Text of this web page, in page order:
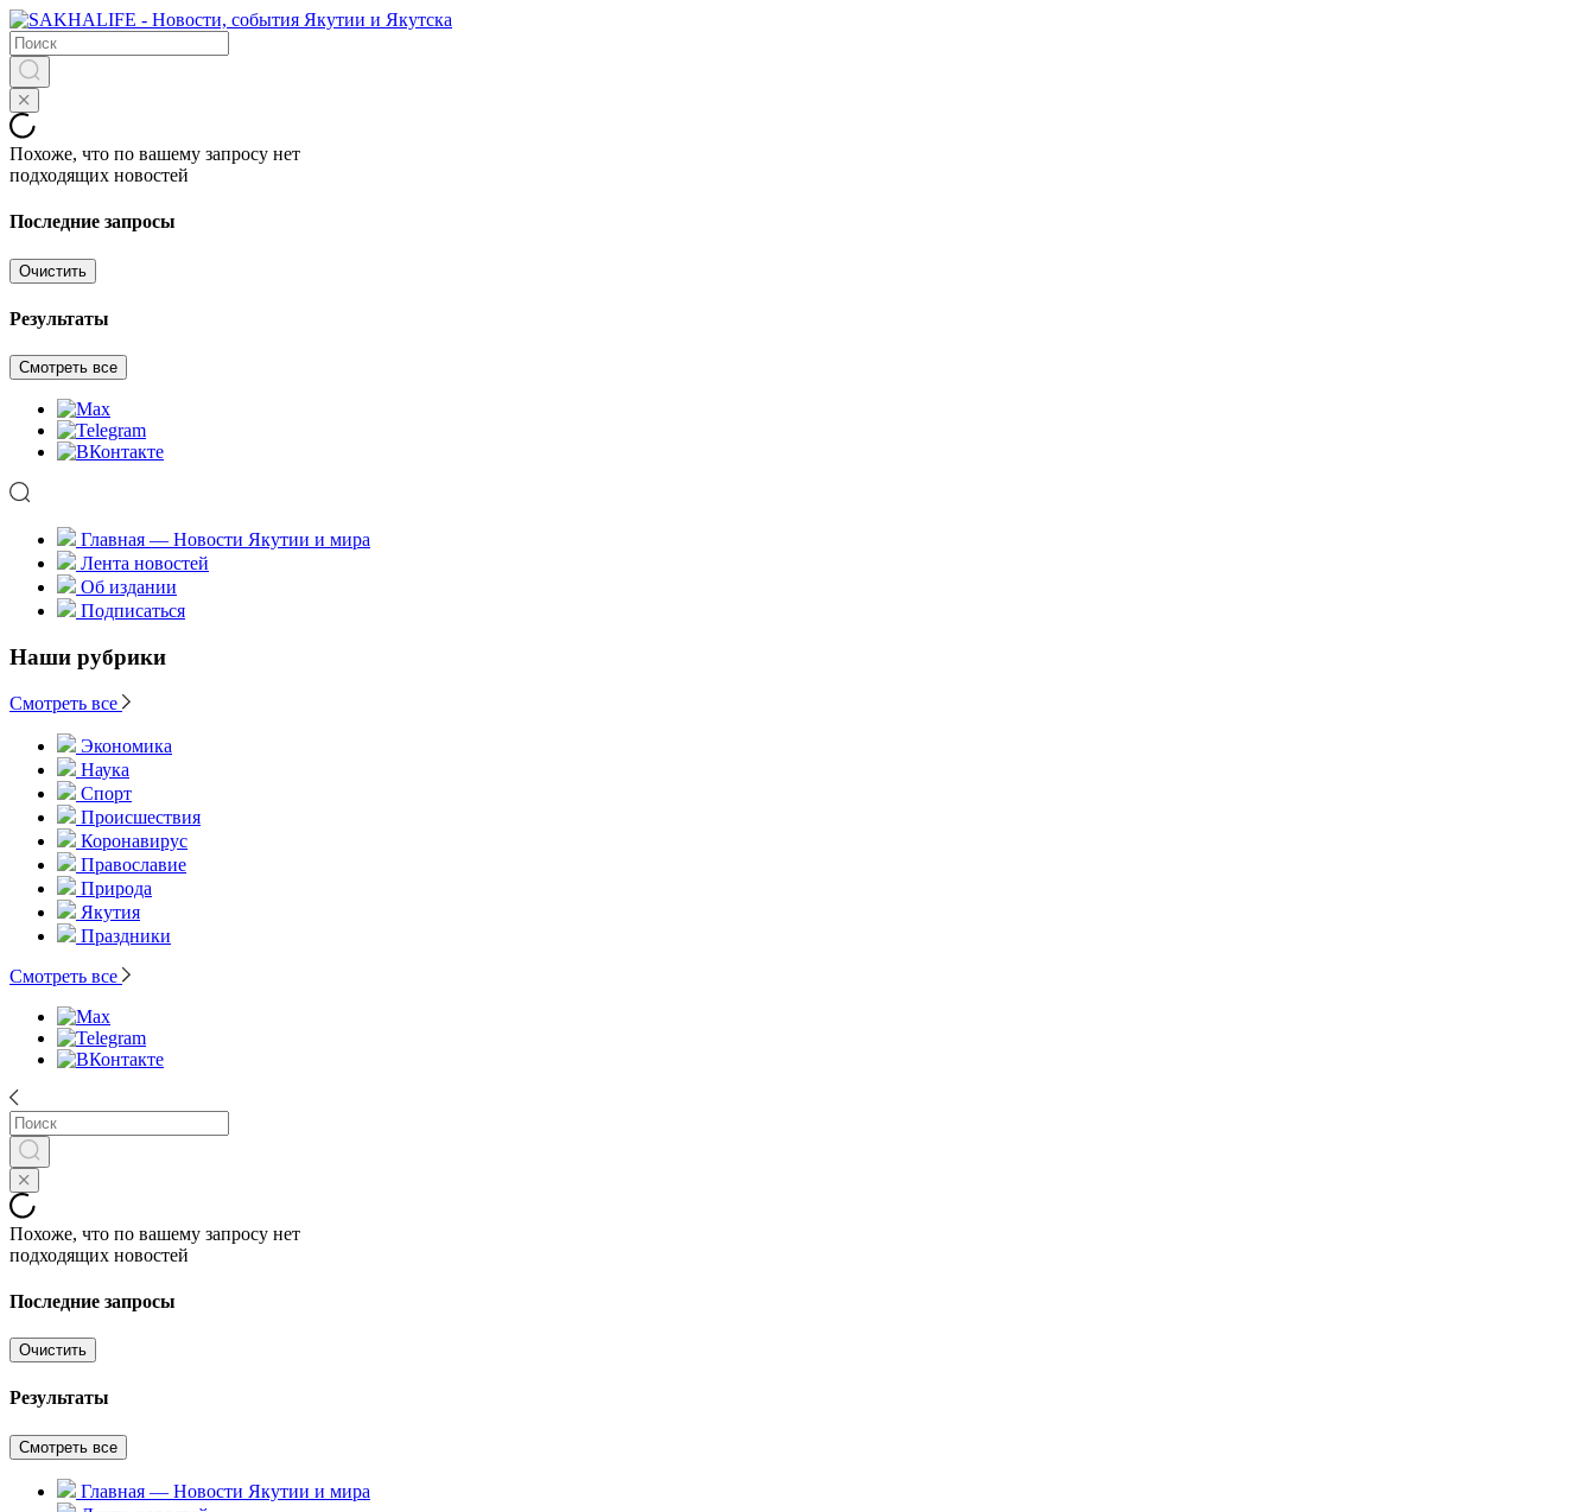
Похоже, что по вашему запросу нет
подходящих новостей
Последние запросы
Очистить
Результаты
Смотреть все
Главная — Новости Якутии и мира
Лента новостей
Об издании
Подписаться
Наши рубрики
Смотреть все
Экономика
Наука
Спорт
Происшествия
Коронавирус
Православие
Природа
Якутия
Праздники
Смотреть все
Похоже, что по вашему запросу нет
подходящих новостей
Последние запросы
Очистить
Результаты
Смотреть все
Главная — Новости Якутии и мира